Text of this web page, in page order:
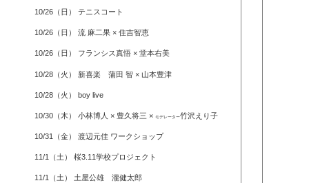
10/26（日） テニスコート
10/26（日） 流 麻二果 × 住吉智恵
10/26（日） フランシス真悟 × 堂本右美
10/28（火） 新喜楽 蒲田 智 × 山本豊津
10/28（火） boy live
10/30（木） 小林博人 × 豊久将三 × モデレーター竹沢えり子
10/31（金） 渡辺元佳 ワークショップ
11/1（土） 桜3.11学校プロジェクト
11/1（土） 土屋公雄 瀧健太郎